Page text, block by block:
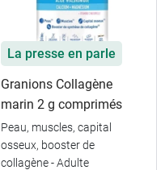
La presse en parle
Granions Collagène
marin 2 g comprimés
Peau, muscles, capital
osseux, booster de
collagène - Adulte